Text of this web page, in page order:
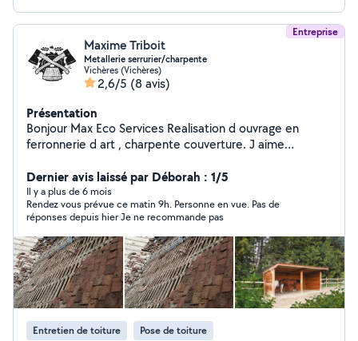
Entreprise
Maxime Triboit
Metallerie serrurier/charpente
Vichères (Vichères)
2,6/5 (8 avis)
Présentation
Bonjour Max Eco Services Realisation d ouvrage en
ferronnerie d art , charpente couverture. J aime
ancienne tel que équarrissage des poutres bois et le
travail a la forge . Je suis disponible pour tout demande
pour des projets sur mesure
Dernier avis laissé par Déborah : 1/5
Il y a plus de 6 mois
Rendez vous prévue ce matin 9h. Personne en vue. Pas de
réponses depuis hier Je ne recommande pas
Entretien de toiture Pose de toiture